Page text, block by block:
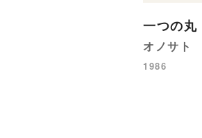
一つの丸
オノサト
1986